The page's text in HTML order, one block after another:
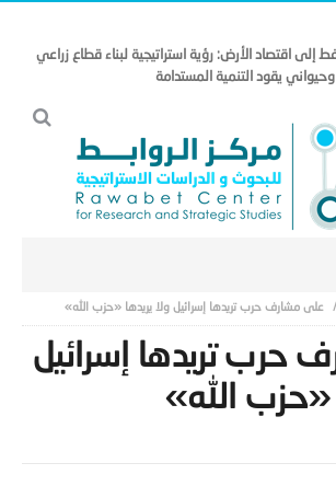
إلى اقتصاد الأرض: رؤية استراتيجية لبناء قطاع زراعي
وحيواني يقود التنمية المستدامة
على مشارف حرب تريدها إسرائيل ولا يريدها «حزب الله»
حرب تريدها إسرائيل
«حزب الله»